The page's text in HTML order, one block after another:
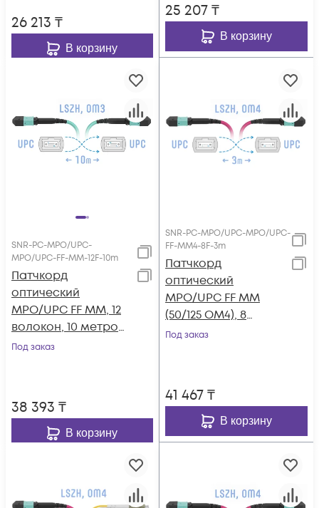
26 213 ₸
В корзину
25 207₸
В корзину
SNR-PC-MPO/UPC-
MPO/UPC-FF-MM-12F-10m
Патчкорд
оптический
MPO/UPC FF MM, 12
волокон, 10 метров
(Cross)
Под заказ
38 393 ₸
В корзину
SNR-PC-MPO/UPC-MPO/UPC-
FF-MM4-8F-3m
Патчкорд
оптический
MPO/UPC FF MM
(50/125 OM4), 8
волокон, 3 метра
Под заказ
41 467₸
В корзину